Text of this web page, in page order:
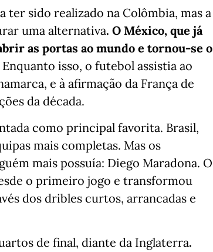
ter sido realizado na Colômbia, mas a
uma alternativa. O México, que já
as portas ao mundo e tornou-se o
Enquanto isso, o futebol assistia ao
e à afirmação da França de
da década.
como principal favorita. Brasil,
mais completas. Mas os
mais possuía: Diego Maradona. O
o primeiro jogo e transformou
dos dribles curtos, arrancadas e
de final, diante da Inglaterra.